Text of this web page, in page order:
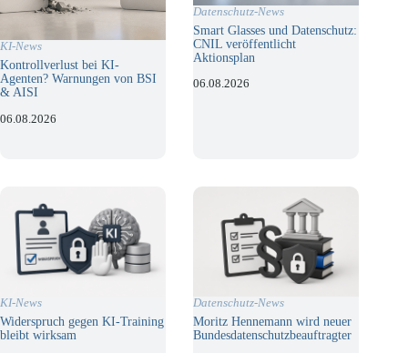
KI-News
Kontrollverlust bei KI-
Agenten? Warnungen von BSI
& AISI
06.08.2026
Datenschutz-News
Smart Glasses und Datenschutz:
CNIL veröffentlicht
Aktionsplan
06.08.2026
KI-News
Widerspruch gegen KI-Training
bleibt wirksam
Datenschutz-News
Moritz Hennemann wird neuer
Bundesdatenschutzbeauftragter